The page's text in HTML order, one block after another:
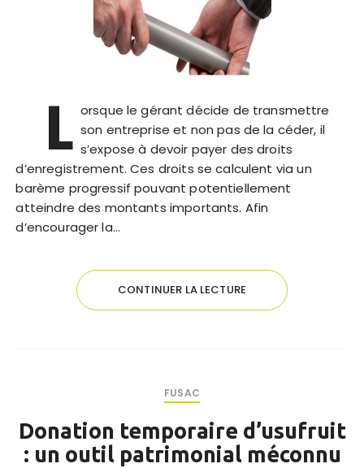
L orsque le gérant décide de transmettre
son entreprise et non pas de la céder, il
s’expose à devoir payer des droits
d’enregistrement. Ces droits se calculent via un
barème progressif pouvant potentiellement
atteindre des montants importants. Afin
d’encourager la…
CONTINUER LA LECTURE
FUSAC
Donation temporaire d’usufruit
: un outil patrimonial méconnu